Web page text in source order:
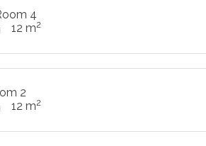
4
12 m2
2
12 m2